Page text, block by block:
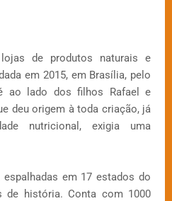
de produtos naturais e
em 2015, em Brasília, pelo
ao lado dos filhos Rafael e
deu origem à toda criação, já
nutricional, exigia uma
em 17 estados do
de história. Conta com 1000